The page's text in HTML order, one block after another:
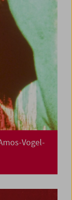
Vogel-